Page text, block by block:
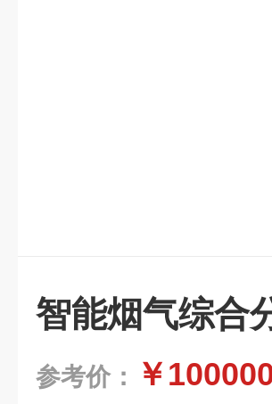
智能烟气综合
参考价： ￥